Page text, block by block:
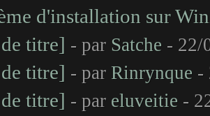
d'installation sur
titre] - par Satche - 22/
titre] - par Rinrynque -
titre] - par eluveitie -